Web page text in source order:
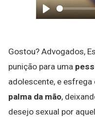
Play
Gostou? Advogados,
punição para uma
adolescente, e esfrega
palma da mão,
desejo sexual por